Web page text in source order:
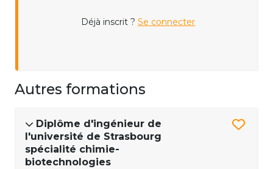
Déjà inscrit ? Se connecter
Autres formations
Diplôme d'ingénieur de
l'université de Strasbourg
spécialité chimie-
biotechnologies